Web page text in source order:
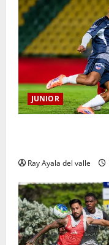
JUNIOR
Ray Ayala del valle